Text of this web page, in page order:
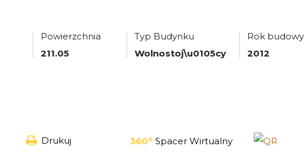
Powierzchnia
211.05
Typ Budynku
Wolnostoj\u0105cy
Rok budowy
2012
Drukuj 360o Spacer Wirtualny